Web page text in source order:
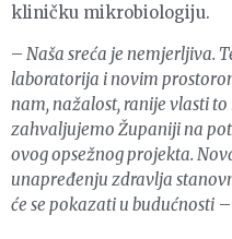
kliničku mikrobiologiju.
– Naša sreća je nemjerljiva.
laboratorija i novim
nam, nažalost, ranije vlasti
zahvaljujemo Županiji na
ovog opsežnog projekta.
unapređenju zdravlja
će se pokazati u budućnosti